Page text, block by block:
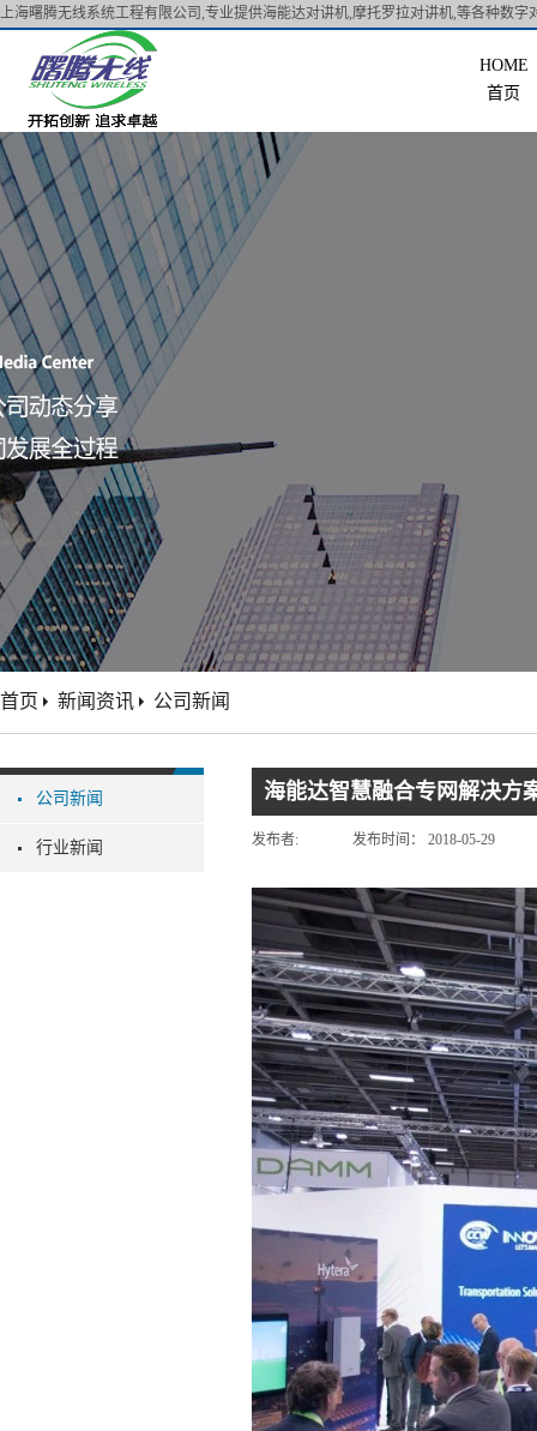
上海曙腾无线系统工程有限公司,专业提供海能达对讲机,摩托罗拉对讲机,等各种数字
首页
公司新闻
行业新闻
首页 新闻资讯 公司新闻
海能达智慧融合专网解决方
发布者: 发布时间： 2018-05-29